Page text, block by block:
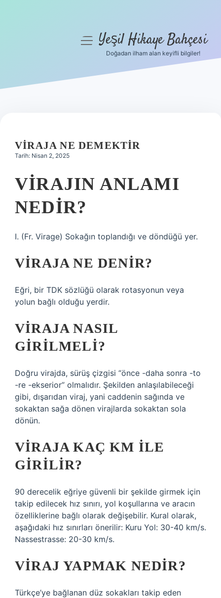
Hakkımızda
menüyüYeşil Hikaye Bahçesi
Doğadan ilham alan keyifli bilgiler!
VIRAJA NE DEMEKTIR
Tarih: Nisan 2, 2025
VIRAJIN ANLAMI
NEDIR?
I. (Fr. Virage) Sokağın toplandığı ve döndüğü yer.
VIRAJA NE DENIR?
Eğri, bir TDK sözlüğü olarak rotasyonun veya
yolun bağlı olduğu yerdir.
VIRAJA NASIL
GIRILMELI?
Doğru virajda, sürüş çizgisi “önce -daha sonra -to
-re -ekserior” olmalıdır. Şekilden anlaşılabileceği
gibi, dışarıdan viraj, yani caddenin sağında ve
sokaktan sağa dönen virajlarda sokaktan sola
dönün.
VIRAJA KAÇ KM ILE
GIRILIR?
90 derecelik eğriye güvenli bir şekilde girmek için
takip edilecek hız sınırı, yol koşullarına ve aracın
özelliklerine bağlı olarak değişebilir. Kural olarak,
aşağıdaki hız sınırları önerilir: Kuru Yol: 30-40 km/s.
Nassestrasse: 20-30 km/s.
VIRAJ YAPMAK NEDIR?
Türkçe’ye bağlanan düz sokakları takip eden